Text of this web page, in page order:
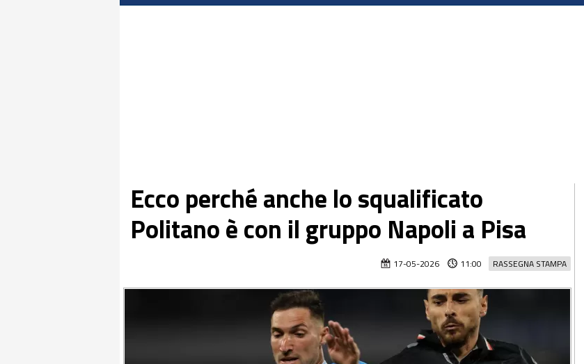
Ecco perché anche lo squalificato
Politano è con il gruppo Napoli a Pisa
RASSEGNA STAMPA
17-05-2026 11:00